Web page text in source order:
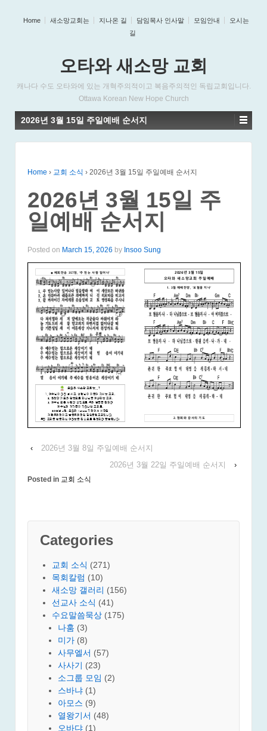
Home 새소망교회는 지나온 길 담임목사 인사말 모임안내
오시는
길
오타와 새소망 교회
캐나다 수도 오타와에 있는 개혁주의적이고 복음주의적인 독립교회입니다.
Ottawa Korean New Hope Church
2026년 3월 15일 주일예배 순서지
Home › 교회 소식 › 2026년 3월 15일 주일예배 순서지
2026년 3월 15일 주
일예배 순서지
Posted on March 15, 2026 by Insoo Sung
‹
2026년 3월 8일 주일예배 순서지
2026년 3월 22일 주일예배 순서지
›
Posted in 교회 소식
Categories
교회 소식 (271)
목회칼럼 (10)
새소망 갤러리 (156)
선교사 소식 (41)
수요말씀묵상 (175)
나훔 (3)
미가 (8)
사무엘서 (57)
사사기 (23)
소그룹 모임 (2)
스바냐 (1)
아모스 (9)
열왕기서 (48)
오바댜 (1)